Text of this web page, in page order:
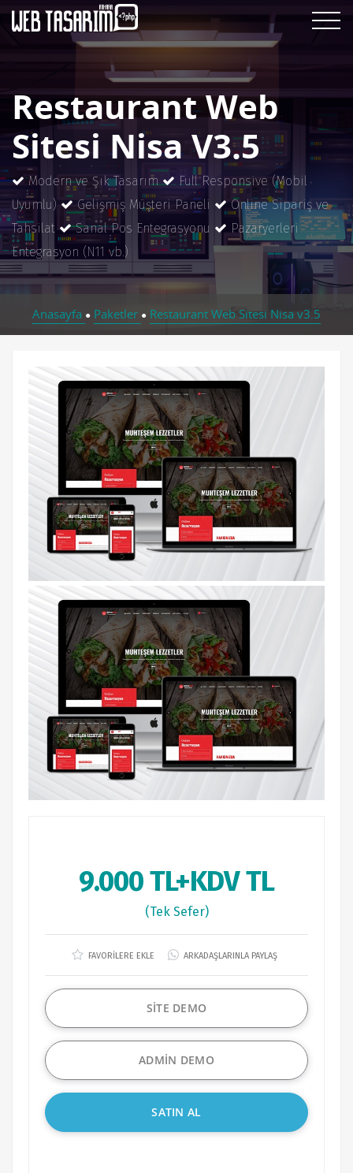
Restaurant Web
Sitesi Nisa V3.5
Modern ve Şık Tasarım
Full Responsive (Mobil
Uyumlu)
Gelişmiş Müşteri Paneli
Online Sipariş ve
Tahsilat
Sanal Pos Entegrasyonu
Pazaryerleri
Entegrasyon (N11 vb.)
Anasayfa ● Paketler ● Restaurant Web Sitesi Nisa v3.5
9.000 TL+KDV TL
(Tek Sefer)
FAVORİLERE EKLE ARKADAŞLARINLA PAYLAŞ
SİTE DEMO
ADMİN DEMO
SATIN AL